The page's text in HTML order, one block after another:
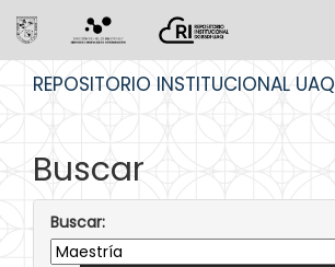
REPOSITORIO INSTITUCIONAL UAQ
Buscar
Buscar: